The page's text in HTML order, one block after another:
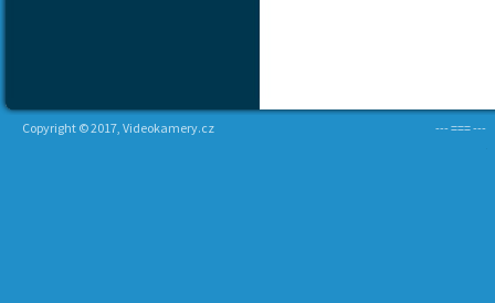
Copyright © 2017, Videokamery.cz --- === ---